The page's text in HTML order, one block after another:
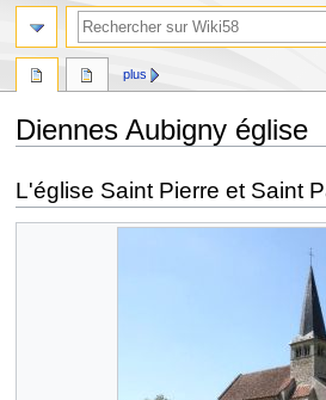
Diennes Aubigny église
à
la
à
la
L'église Saint Pierre et Saint
plus